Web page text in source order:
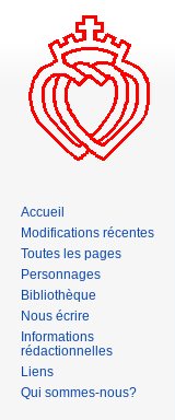
Accueil
Modifications récentes
Toutes les pages
Personnages
Bibliothèque
Nous écrire
Informations
rédactionnelles
Liens
Qui sommes-nous?